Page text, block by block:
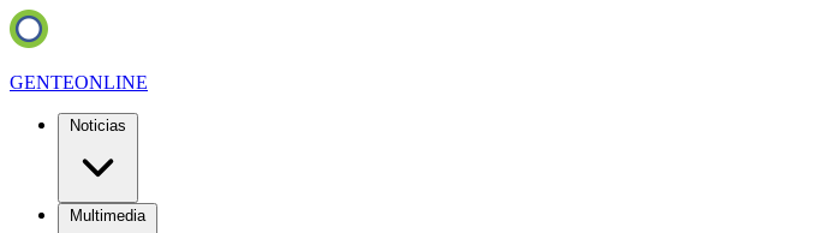
GENTEONLINE
Noticias
Multimedia